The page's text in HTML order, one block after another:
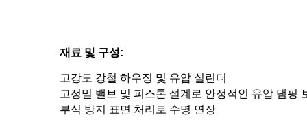
재료 및 구성:
고강도 강철 하우징 및 유압 실린더
고정밀 밸브 및 피스톤 설계로 안정적인 유압 댐핑
부식 방지 표면 처리로 수명 연장